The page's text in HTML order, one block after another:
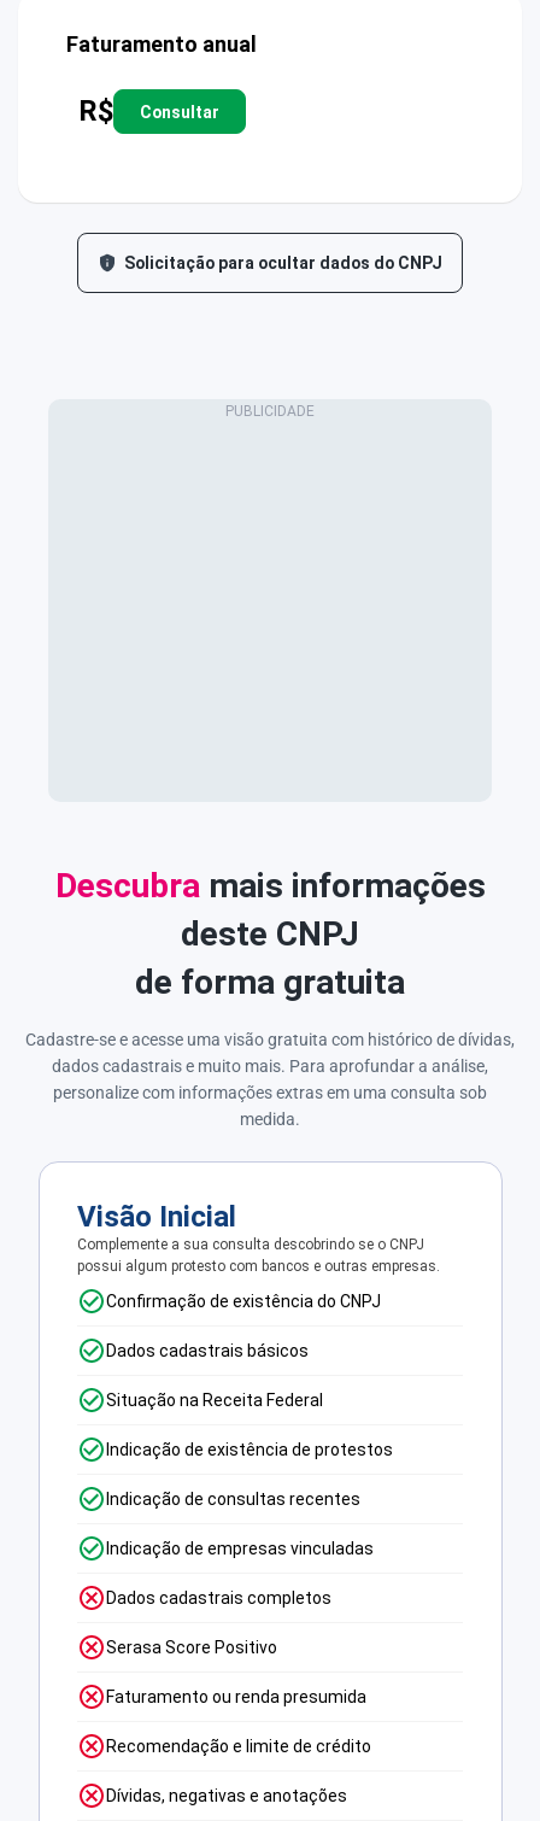
Faturamento anual
R$ Consultar
Solicitação para ocultar dados do CNPJ
Descubra mais informações
deste CNPJ
de forma gratuita
Cadastre-se e acesse uma visão gratuita com histórico de dívidas,
dados cadastrais e muito mais. Para aprofundar a análise,
personalize com informações extras em uma consulta sob
medida.
Visão Inicial
Complemente a sua consulta descobrindo se o CNPJ
possui algum protesto com bancos e outras empresas.
Confirmação de existência do CNPJ
Dados cadastrais básicos
Situação na Receita Federal
Indicação de existência de protestos
Indicação de consultas recentes
Indicação de empresas vinculadas
Dados cadastrais completos
Serasa Score Positivo
Faturamento ou renda presumida
Recomendação e limite de crédito
Dívidas, negativas e anotações